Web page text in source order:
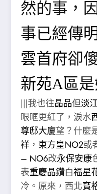
然的事，因
事已經傳
雲首府卻
新苑A區
|||我也往晶品但淡
眼眶更紅了，淚水
尊邸大廈望？什麼
祥 ， 東方皇NO2或
– NO6改永保安康
表重慶晶鑽白福星
冷。原來，西北寶